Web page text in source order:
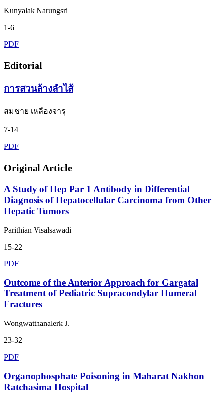
Kunyalak Narungsri
1-6
PDF
Editorial
การสวนล้างลำไส้
สมชาย เหลืองจารุ
7-14
PDF
Original Article
A Study of Hep Par 1 Antibody in Differential
Diagnosis of Hepatocellular Carcinoma from Other
Hepatic Tumors
Parithian Visalsawadi
15-22
PDF
Outcome of the Anterior Approach for Gargatal
Treatment of Pediatric Supracondylar Humeral
Fractures
Wongwatthanalerk J.
23-32
PDF
Organophosphate Poisoning in Maharat Nakhon
Ratchasima Hospital